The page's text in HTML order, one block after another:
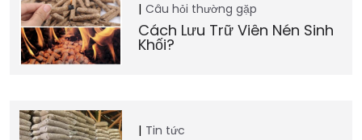
Câu hỏi thường gặp
Cách Lưu Trữ Viên Nén Sinh
Khối?
Tin tức